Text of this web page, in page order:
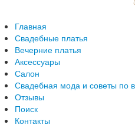
Главная
Свадебные платья
Вечерние платья
Аксессуары
Салон
Свадебная мода и советы по
Отзывы
Поиск
Контакты